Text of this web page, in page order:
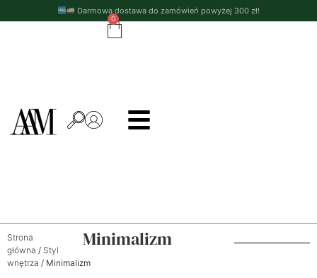
Darmowa dostawa do zamówień powyżej 300 zł!
0
Strona
główna / Styl
wnętrza / Minimalizm
Minimalizm